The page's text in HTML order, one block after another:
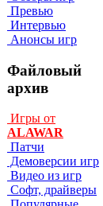
Превью
Интервью
Анонсы игр
Файловый
архив
Игры от
ALAWAR
Патчи
Демоверсии игр
Видео из игр
Софт, драйверы